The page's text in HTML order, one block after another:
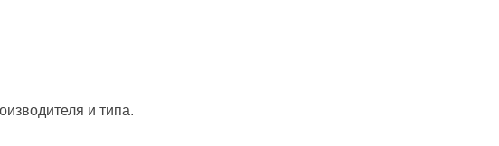
и типа.